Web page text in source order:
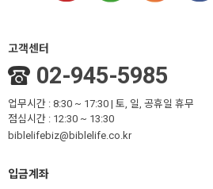
고객센터
02-945-5985
업무시간 : 8:30 ~ 17:30 | 토, 일, 공휴일 휴무
점심시간 : 12:30 ~ 13:30
biblelifebiz@biblelife.co.kr
입금계좌